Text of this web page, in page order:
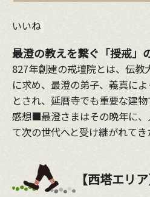
いいね
最澄の教えを繋ぐ「授戒」
827年創建の戒壇院とは、伝
に求め、最澄の弟子、義真に
とされ、延暦寺でも重要な建物
感想■最澄さまはその晩年に、
て次の世代へと受け継がれて
【西塔エリ